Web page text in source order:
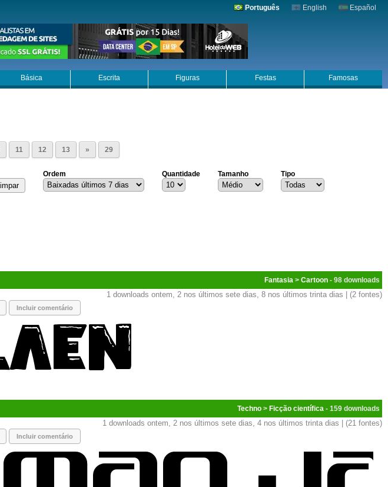
Português English Español
Básica Escrita Figuras Festas Famosas
11 12 13 » 29
Ordem Quantidade Tamanho Tipo
Fantasia > Cartoon - 98
1 downloads ontem, 2 nos últimos sete dias, 8 nos últimos trinta dias | (2 fontes)
Incluir comentário
Techno > Ficção científica - 159
1 downloads ontem, 2 nos últimos sete dias, 4 nos últimos trinta dias | (21 fontes)
Incluir comentário